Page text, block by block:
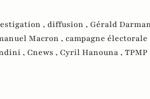
, diffusion , Gérald
Macron , campagne électorale
, Cnews , Cyril Hanouna , TPMP